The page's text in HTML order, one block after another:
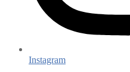
Instagram